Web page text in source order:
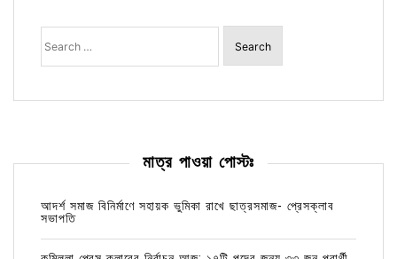
Search
for:
মাত্র পাওয়া পোস্টঃ
আদর্শ সমাজ বিনির্মাণে সহায়ক ভুমিকা রাখে ছাত্রসমাজ- প্রেসক্লাব
সভাপতি